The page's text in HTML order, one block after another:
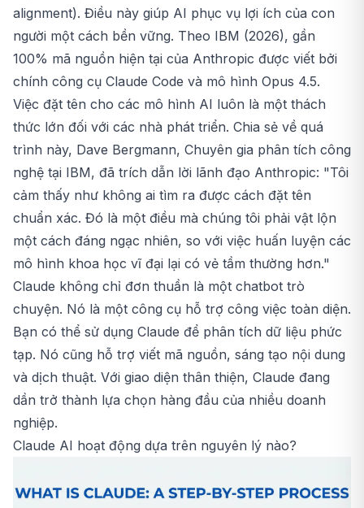
alignment). Điều này giúp AI phục vụ lợi ích của con
người một cách bền vững. Theo IBM (2026), gần
100% mã nguồn hiện tại của Anthropic được viết bởi
chính công cụ Claude Code và mô hình Opus 4.5.
Việc đặt tên cho các mô hình AI luôn là một thách
thức lớn đối với các nhà phát triển. Chia sẻ về quá
trình này, Dave Bergmann, Chuyên gia phân tích công
nghệ tại IBM, đã trích dẫn lời lãnh đạo Anthropic: "Tôi
cảm thấy như không ai tìm ra được cách đặt tên
chuẩn xác. Đó là một điều mà chúng tôi phải vật lộn
một cách đáng ngạc nhiên, so với việc huấn luyện các
mô hình khoa học vĩ đại lại có vẻ tầm thường hơn."
Claude không chỉ đơn thuần là một chatbot trò
chuyện. Nó là một công cụ hỗ trợ công việc toàn diện.
Bạn có thể sử dụng Claude để phân tích dữ liệu phức
tạp. Nó cũng hỗ trợ viết mã nguồn, sáng tạo nội dung
và dịch thuật. Với giao diện thân thiện, Claude đang
dần trở thành lựa chọn hàng đầu của nhiều doanh
nghiệp.
Claude AI hoạt động dựa trên nguyên lý nào?